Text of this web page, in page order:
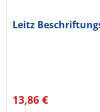
Leitz
13,86 €